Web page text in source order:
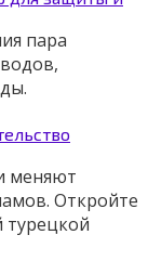
пара
меняют
Откройте
турецкой